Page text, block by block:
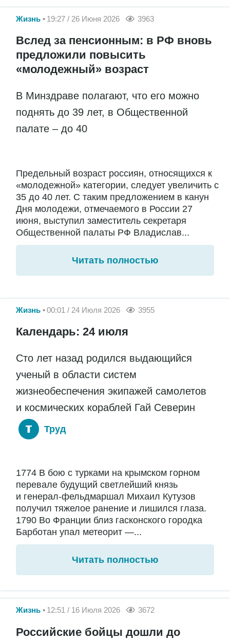
Жизнь 19:27 / 26 Июня 2026 3963
Вслед за пенсионным: в РФ вновь
предложили повысить
«молодежный» возраст
В Минздраве полагают, что его можно
поднять до 39 лет, в Общественной
палате – до 40
Предельный возраст россиян, относящихся к
«молодежной» категории, следует увеличить с
35 до 40 лет. С таким предложением в канун
Дня молодежи, отмечаемого в России 27
июня, выступил заместитель секретаря
Общественной палаты РФ Владислав...
Читать полностью
Жизнь 00:01 / 24 Июля 2026 3955
Календарь: 24 июля
Сто лет назад родился выдающийся
ученый в области систем
жизнеобеспечения экипажей самолетов
и космических кораблей Гай Северин
Труд
1774 В бою с турками на крымском горном
перевале будущий светлейший князь
и генерал-фельдмаршал Михаил Кутузов
получил тяжелое ранение и лишился глаза.
1790 Во Франции близ гасконского городка
Барботан упал метеорит —...
Читать полностью
Жизнь 12:51 / 16 Июля 2026 3672
Российские бойцы дошли до